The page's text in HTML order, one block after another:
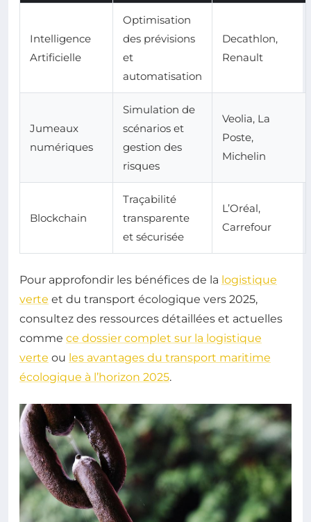
Intelligence
Artificielle
Optimisation
des prévisions
et
automatisation
Decathlon,
Renault
Jumeaux
numériques
Simulation de
scénarios et
gestion des
risques
Veolia, La
Poste,
Michelin
Blockchain
Traçabilité
transparente
et sécurisée
L’Oréal,
Carrefour
Pour approfondir les bénéfices de la logistique
verte et du transport écologique vers 2025,
consultez des ressources détaillées et actuelles
comme ce dossier complet sur la logistique
verte ou les avantages du transport maritime
écologique à l’horizon 2025.